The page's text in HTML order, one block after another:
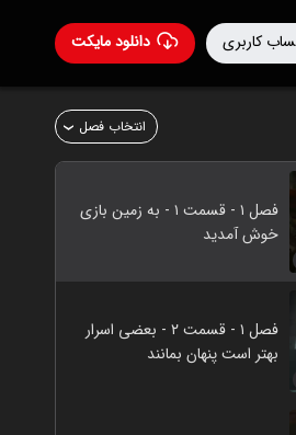
دانلود مایکت کاربری
انتخاب فصل
فصل ۱ - قسمت ۱ - به زمین بازی
خوش آمدید
فصل ۱ - قسمت ۲ - بعضی اسرار
بهتر است پنهان بمانند